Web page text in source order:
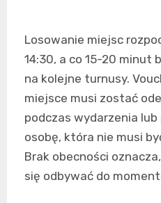
Losowanie miejsc
14:30, a co 15-20 minut
na kolejne turnusy.
miejsce musi zostać
podczas wydarzenia
osobę, która nie musi
Brak obecności
się odbywać do